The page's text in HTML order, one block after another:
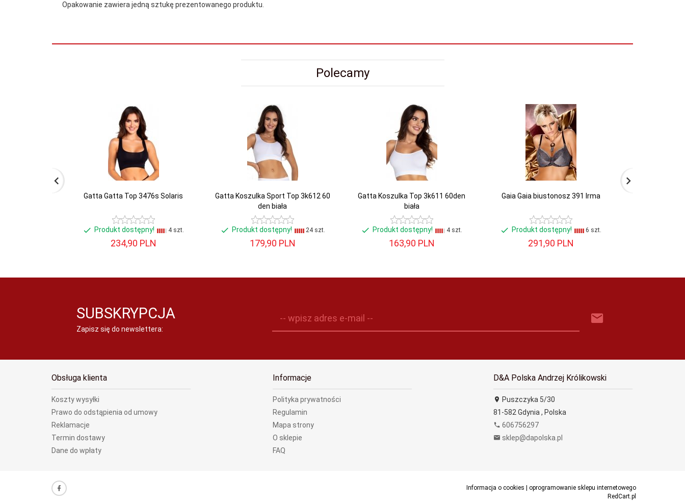
Opakowanie zawiera jedną sztukę prezentowanego produktu.
Polecamy
Gatta Gatta Top 3476s Solaris
Produkt dostępny! 4 szt.
234,90 PLN
Gatta Koszulka Sport Top 3k612 60
den biała
Produkt dostępny! 24 szt.
179,90 PLN
Gatta Koszulka Top 3k611 60den
biała
Produkt dostępny! 4 szt.
163,90 PLN
Gaia Gaia biustonosz 391 Irma
Produkt dostępny! 6 szt.
291,90 PLN
SUBSKRYPCJA
Zapisz się do newslettera:
-- wpisz adres e-mail --
Obsługa klienta
Koszty wysyłki
Prawo do odstąpienia od umowy
Reklamacje
Termin dostawy
Dane do wpłaty
Informacje
Polityka prywatności
Regulamin
Mapa strony
O sklepie
FAQ
D&A Polska Andrzej Królikowski
Puszczyka 5/30
81-582 Gdynia , Polska
606756297
sklep@dapolska.pl
Informacja o cookies
oprogramowanie sklepu internetowego
RedCart.pl